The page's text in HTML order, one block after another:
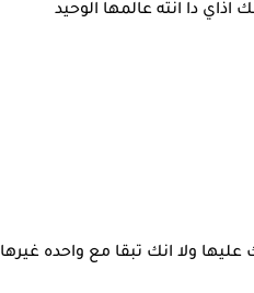
دا انته عالمها الوحيد
ولا انك تبقا مع واحده غيرها